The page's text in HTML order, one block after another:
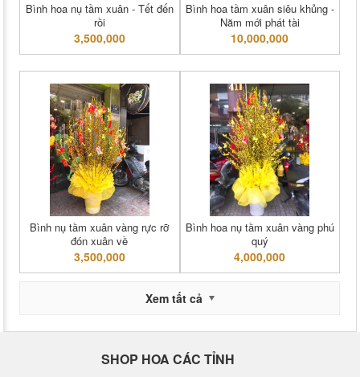
Bình hoa nụ tầm xuân - Tết đến
rồi
3,500,000
Bình hoa tầm xuân siêu khủng -
Năm mới phát tài
10,000,000
Bình nụ tầm xuân vàng rực rỡ
đón xuân về
3,500,000
Bình hoa nụ tầm xuân vàng phú
quý
4,000,000
Xem tất cả
SHOP HOA CÁC TỈNH